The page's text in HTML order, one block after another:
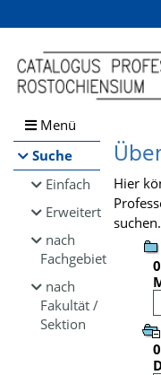
Browsen
direkt zum Inhalt
Menü
Suche
Einfach
Erweitert
nach
Fachgebiet
nach
Fakultät /
Sektion
Hier
suchen.